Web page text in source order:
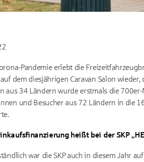
Pandemie erlebt die
dem diesjährigen Caravan Salon
aus 34 Ländern wurde erstmals die
und Besucher aus 72 Ländern in die
heißt bei der SKP
war die SKP auch in diesem Jahr